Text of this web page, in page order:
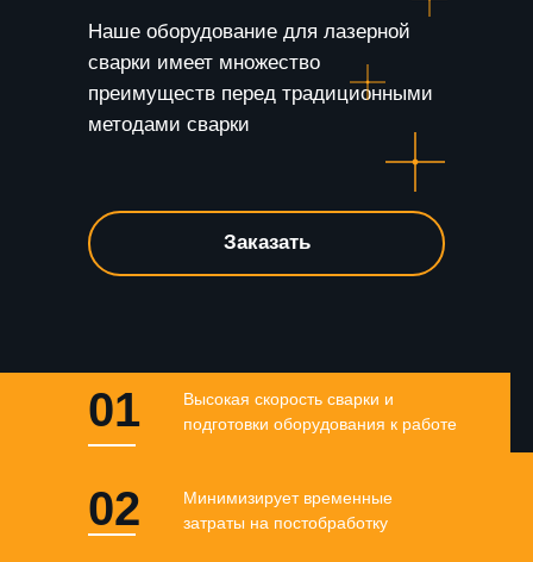
Наше оборудование для лазерной
сварки имеет множество
преимуществ перед традиционными
методами сварки
Высокая скорость сварки и
подготовки оборудования к работе
Минимизирует временные
затраты на постобработку
Заказать
01
02